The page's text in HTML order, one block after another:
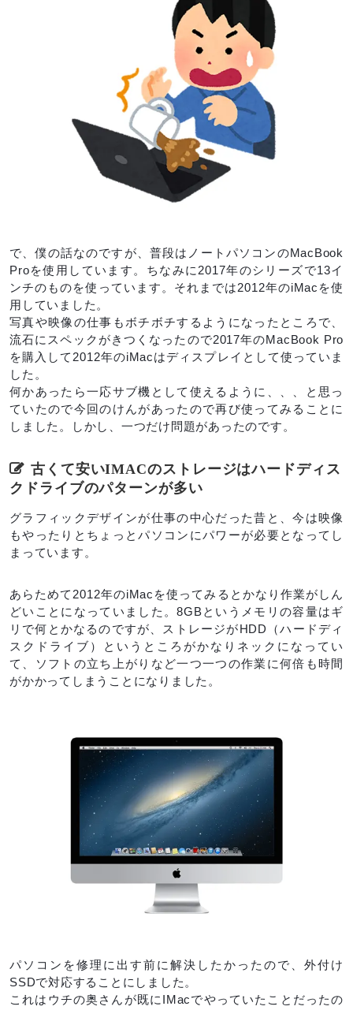
で、僕の話なのですが、普段はノートパソコンのMacBook
Proを使用しています。ちなみに2017年のシリーズで13イ
ンチのものを使っています。それまでは2012年のiMacを使
用していました。
写真や映像の仕事もボチボチするようになったところで、
流石にスペックがきつくなったので2017年のMacBook Pro
を購入して2012年のiMacはディスプレイとして使っていま
した。
何かあったら一応サブ機として使えるように、、、と思っ
ていたので今回のけんがあったので再び使ってみることに
しました。しかし、一つだけ問題があったのです。
古くて安いIMACのストレージはハードディス
クドライブのパターンが多い
グラフィックデザインが仕事の中心だった昔と、今は映像
もやったりとちょっとパソコンにパワーが必要となってし
まっています。
あらためて2012年のiMacを使ってみるとかなり作業がしん
どいことになっていました。8GBというメモリの容量はギ
リで何とかなるのですが、ストレージがHDD（ハードディ
スクドライブ）というところがかなりネックになってい
て、ソフトの立ち上がりなど一つ一つの作業に何倍も時間
がかかってしまうことになりました。
パソコンを修理に出す前に解決したかったので、外付け
SSDで対応することにしました。
これはウチの奥さんが既にIMacでやっていたことだったの